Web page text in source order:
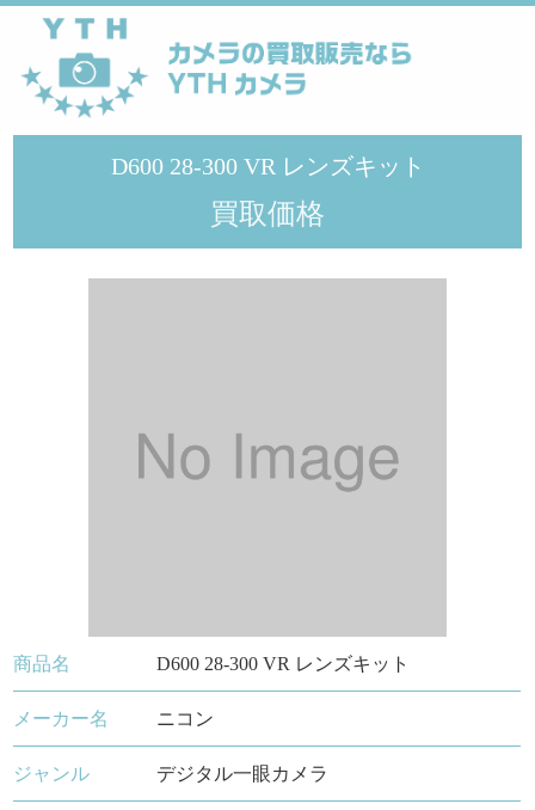
YTHカメラ >
D600 28-300 VR レンズキット
買取価格
商品名 D600 28-300 VR レンズキット
メーカー名 ニコン
ジャンル デジタル一眼カメラ